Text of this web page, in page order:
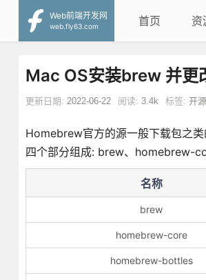
Web前端开发网
web.fly63.com
首页 资
Mac OS安装brew 并更
更新日期: 2022-06-22 阅读: 3.4k 标签: 开源
Homebrew官方的源一般下载包之
四个部分组成: brew、homebrew-
名称
brew
homebrew-core
homebrew-bottles